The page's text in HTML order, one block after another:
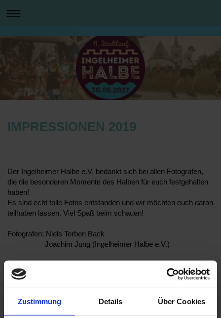
Zustimmung Details Über Cookies
IMPRESSIONEN 2019
Der Ingelheimer Halbe e.V. bedankt sich bei allen Fotografen,
die die besonderen Momente des Halben für euch festgehalten
haben!
Es sind echt tolle Fotos entstanden und wir möchten euch daran
teilhaben lassen. Viel Spaß beim schauen!
Fotografen: Niels Torben Back
Joachim Jung (Ingelheimer Halbe e.V.)